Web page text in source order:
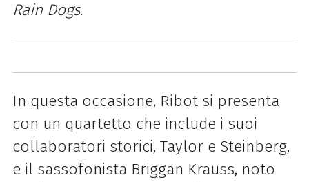
Rain Dogs.
In questa occasione, Ribot si presenta
con un quartetto che include i suoi
collaboratori storici, Taylor e Steinberg,
e il sassofonista Briggan Krauss, noto